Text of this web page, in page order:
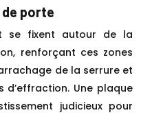
porte
se fixent autour de la
renforçant ces zones
de la serrure et
Une plaque
judicieux pour